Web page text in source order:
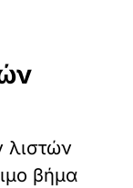
λιστών
βήμα